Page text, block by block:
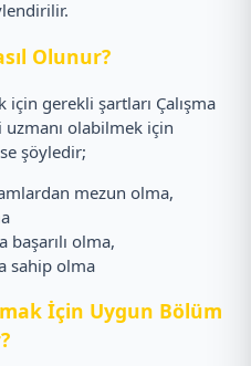
Olunur?
gerekli şartları Çalışma
uzmanı olabilmek için
şöyledir;
mezun olma,
başarılı olma,
sahip olma
İçin Uygun Bölüm